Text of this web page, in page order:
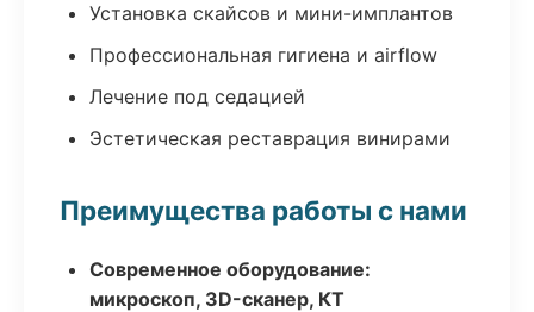
Установка скайсов и мини-имплантов
Профессиональная гигиена и airflow
Лечение под седацией
Эстетическая реставрация винирами
Преимущества работы с нами
Современное оборудование:
микроскоп, 3D-сканер, КТ